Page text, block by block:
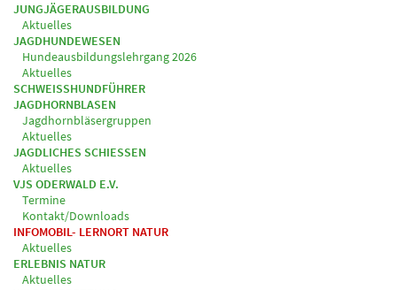
JUNGJÄGERAUSBILDUNG
Aktuelles
JAGDHUNDEWESEN
Hundeausbildungslehrgang 2026
Aktuelles
SCHWEISSHUNDFÜHRER
JAGDHORNBLASEN
Jagdhornbläsergruppen
Aktuelles
JAGDLICHES SCHIESSEN
Aktuelles
VJS ODERWALD E.V.
Termine
Kontakt/Downloads
INFOMOBIL- LERNORT NATUR
Aktuelles
ERLEBNIS NATUR
Aktuelles